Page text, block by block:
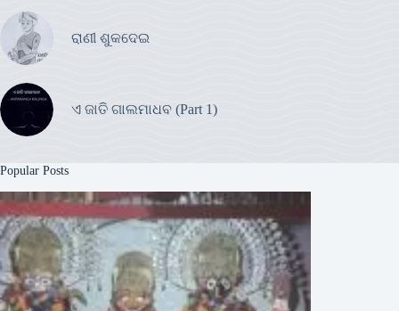
ରାଣୀ ଶୁକଦେଇ
ଏ ଜାତି ଗାଲମାଧବ (Part 1)
Popular Posts